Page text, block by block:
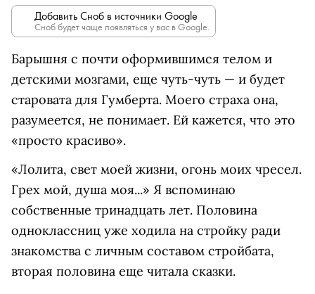
Добавить Сноб в источники Google
Сноб будет чаще появляться у вас в Google.
Барышня с почти оформившимся телом и
детскими мозгами, еще чуть-чуть — и будет
старовата для Гумберта. Моего страха она,
разумеется, не понимает. Ей кажется, что это
«просто красиво».
«Лолита, свет моей жизни, огонь моих чресел.
Грех мой, душа моя...» Я вспоминаю
собственные тринадцать лет. Половина
одноклассниц уже ходила на стройку ради
знакомства с личным составом стройбата,
вторая половина еще читала сказки.